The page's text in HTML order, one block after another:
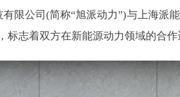
限公司(简称“旭派动力”)与上海派
标志着双方在新能源动力领域的合作